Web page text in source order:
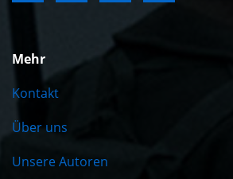
Mehr
Kontakt
Über uns
Unsere Autoren